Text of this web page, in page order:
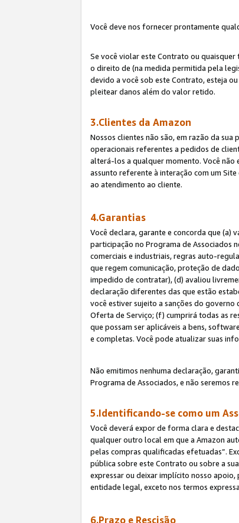
Você deve nos fornecer prontamente
Se você violar este Contrato ou
o direito de (na medida permitida pela
devido a você sob este Contrato, esteja
pleitear danos além do valor retido.
3.Clientes da Amazon
Nossos clientes não são, em razão da
operacionais referentes a pedidos de
alterá-los a qualquer momento. Você não
assunto referente à interação com um
ao atendimento ao cliente.
4.Garantias
Você declara, garante e concorda que (a)
participação no Programa de Associados
comerciais e industriais, regras auto-
que regem comunicação, proteção de
impedido de contratar), (d) avaliou
declaração diferentes das que estão
você estiver sujeito a sanções do
Oferta de Serviço; (f) cumprirá todas as
que possam ser aplicáveis a bens,
e completas. Você pode atualizar suas
Não emitimos nenhuma declaração,
Programa de Associados, e não seremos
5.Identificando-se como um
Você deverá expor de forma clara e
qualquer outro local em que a Amazon
pelas compras qualificadas efetuadas”.
pública sobre este Contrato ou sobre a
expressar ou deixar implícito nosso
entidade legal, exceto nos termos
6.Prazo e Rescisão